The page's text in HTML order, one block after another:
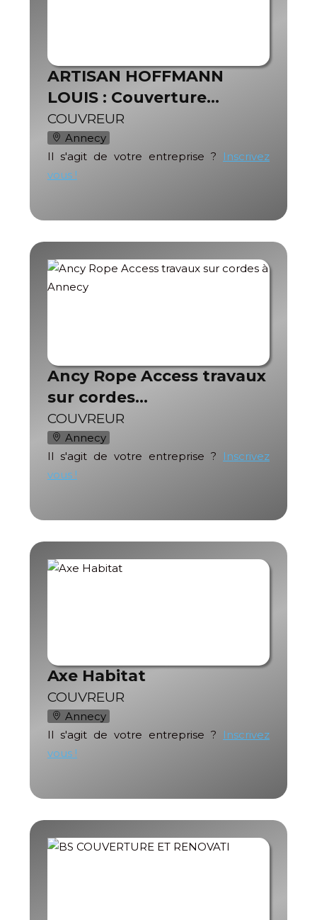
ARTISAN HOFFMANN
LOUIS : Couverture…
COUVREUR
Annecy
Il s'agit de votre entreprise ?
Inscrivez
vous !
Ancy Rope Access travaux
sur cordes…
COUVREUR
Annecy
Il s'agit de votre entreprise ?
Inscrivez
vous !
Axe Habitat
COUVREUR
Annecy
Il s'agit de votre entreprise ?
Inscrivez
vous !